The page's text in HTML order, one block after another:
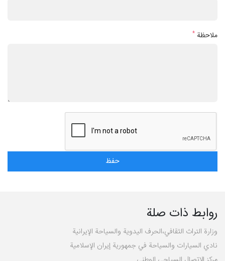
ملاحظة *
روابط ذات صلة
وزارة التراث الثقافي،الحرف اليدوية والسياحة الإيرانية
نادي السيارات والسياحة في جمهورية إيران الإسلامية